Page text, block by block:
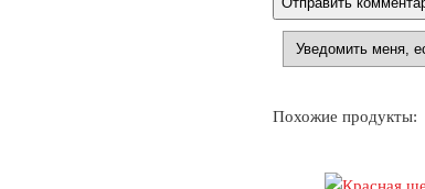
Похожие продукты: